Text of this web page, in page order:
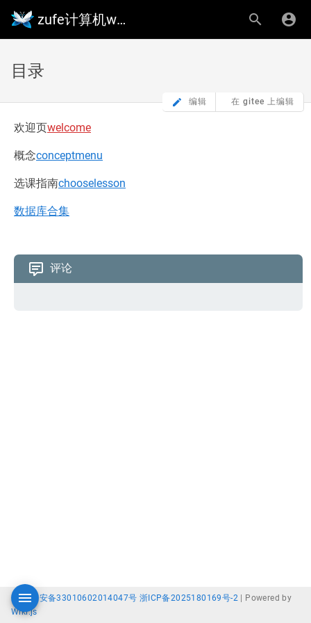
zufe计算机wiki
目录
编辑 在 gitee 上编辑
欢迎页welcome
概念conceptmenu
选课指南chooselesson
数据库合集
评论
浙公网安备33010602014047号 浙ICP备2025180169号-2
Powered by
Wiki.js